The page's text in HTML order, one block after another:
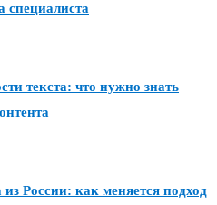
специалиста
текста: что нужно знать
России: как меняется подход